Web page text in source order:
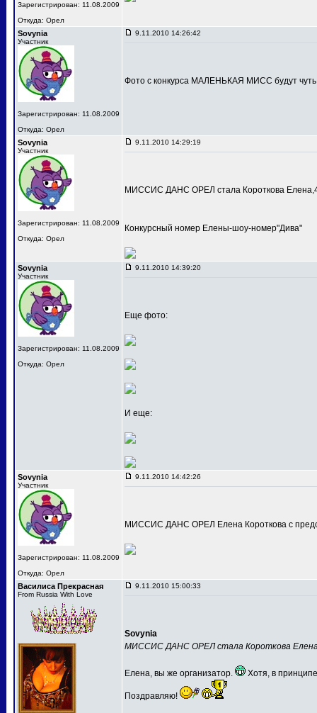
Зарегистрирован: 11.08.2009
Откуда: Орел
Sovynia
Участник
Зарегистрирован: 11.08.2009
Откуда: Орел
9.11.2010 14:26:42
Фото с конкурса МАЛЕНЬКАЯ МИСС будут
Sovynia
Участник
Зарегистрирован: 11.08.2009
Откуда: Орел
9.11.2010 14:29:19
МИССИС ДАНС ОРЕЛ стала Короткова
Конкурсный номер Елены-шоу-номер"Дива"
Sovynia
Участник
Зарегистрирован: 11.08.2009
Откуда: Орел
9.11.2010 14:39:20
Еще фото:
И еще:
Sovynia
Участник
Зарегистрирован: 11.08.2009
Откуда: Орел
9.11.2010 14:42:26
МИССИС ДАНС ОРЕЛ Елена Короткова с
Василиса Прекрасная
From Russia With Love
9.11.2010 15:00:33
Sovynia
МИССИС ДАНС ОРЕЛ стала Короткова
Елена, вы же организатор. Хотя, в
Поздравляю!